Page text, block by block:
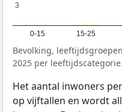
0-15 15-25
3
3
Bevolking,
2025 per leeftijdscategorie.
Het aantal inwoners
op vijftallen en wordt